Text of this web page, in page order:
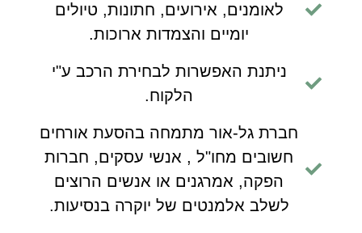
לאומנים, אירועים, חתונות, טיולים
יומיים והצמדות ארוכות.
ניתנת האפשרות לבחירת הרכב ע"י
הלקוח.
חברת גל-אור מתמחה בהסעת אורחים
חשובים מחו"ל , אנשי עסקים, חברות
הפקה, אמרגנים או אנשים הרוצים
לשלב אלמנטים של יוקרה בנסיעות.